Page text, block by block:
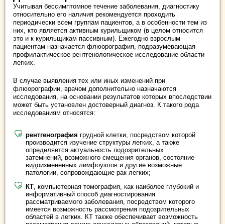
Учитывая бессимптомное течение заболевания, диагностику
относительно его наличия рекомендуется проходить
периодически всем группам пациентов, а в особенности тем из
них, кто является активным курильщиком (в целом относится
это и к курильщикам пассивным). Ежегодно взрослым
пациентам назначается флюорография, подразумевающая
профилактическое рентгенологическое исследование области
легких.
В случае выявления тех или иных изменений при
флюорографии, врачом дополнительно назначаются
исследования, на основании результатов которых впоследствии
может быть установлен достоверный диагноз. К такого рода
исследованиям относятся:
рентгенография грудной клетки, посредством которой
производится изучение структуры легких, а также
определяется актуальность подозрительных
затемнений, возможного смещения органов, состояние
видоизмененных лимфоузлов и другие возможные
патологии, сопровождающие рак легких;
КТ, компьютерная томография, как наиболее глубокий и
информативный способ диагностирования
рассматриваемого заболевания, посредством которого
имеется возможность рассмотрения подозрительных
областей в легких. КТ также обеспечивает возможность